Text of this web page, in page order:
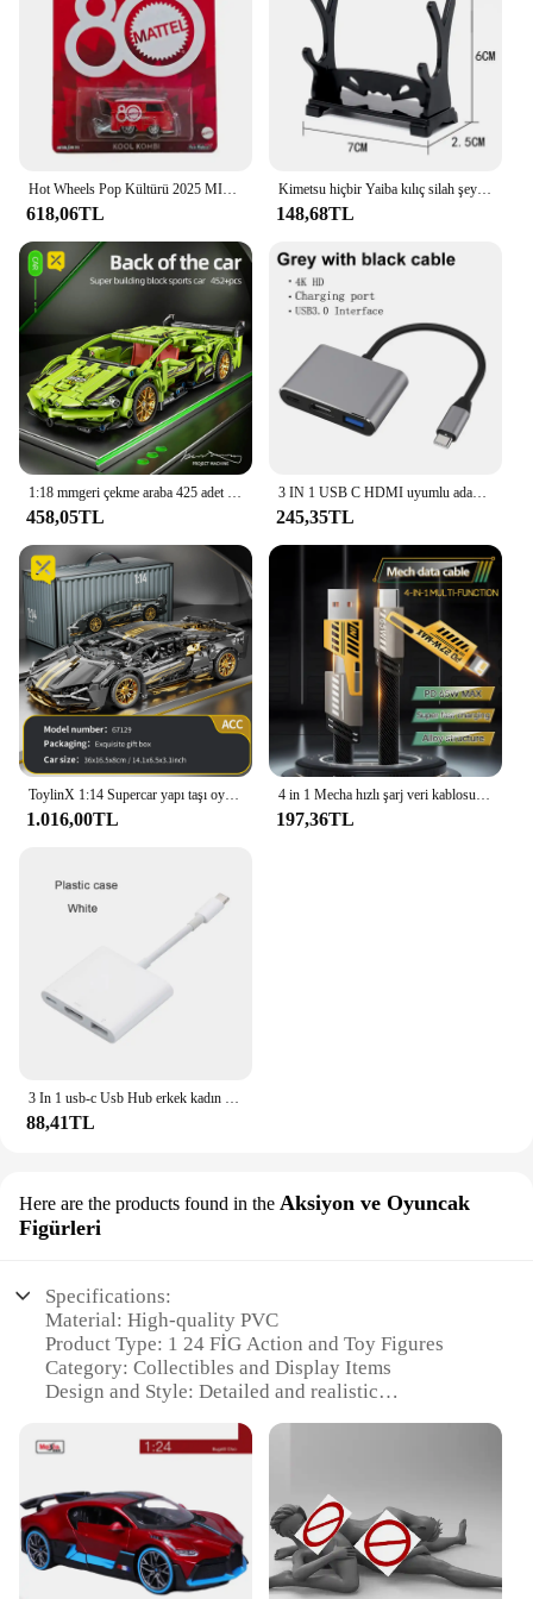
618,06TL
Kimetsu hiçbir Yaiba kılıç silah şeytan Slayer Satoman Tanjiro Cosplay kılıç 1:1 Anime Ninja bıçak alaşım samuray bıçağı sahne
148,68TL
458,05TL
3 IN 1 USB C HDMI uyumlu adaptör USB 3.1 Hub tipi C şarj dönüştürücü Samsung S23 Ultra Huawei Xiaomi Laptop için Macbook
245,35TL
ToylinX 1:14 Supercar yapı taşı oyuncak opsiyonel güç grubu 14 + teknoloji tasarımı noel hediyesi yetişkinler ve çocuklar için kutu ile
1.016,00TL
4 in 1 Mecha hızlı şarj veri kablosu kablosu PD 27W iPhone 15 Samsung Xiaomi 65W USB tip C çok liman hızlı şarj tel hattı
197,36TL
3 In 1 usb-c Usb Hub erkek kadın hdmi-uyumlu 4k Usb 3.1 tip-c Usb 3.0 şarj adaptörü Macbook Air 12 için dönüştürücü
88,41TL
Here are the products found in the Aksiyon ve Oyuncak
Figürleri
Specifications:
Material: High-quality PVC
Product Type: 1 24 FİG Action and Toy Figures
Category: Collectibles and Display Items
Design and Style: Detailed and realistic
Usage and Purpose: Ideal for collectors, hobbyists,
and enthusiasts
Performance and Property: Durable and long-
lasting, resistant to wear and tear
Parts and Accessories: Comes with various
accessories to enhance play and display